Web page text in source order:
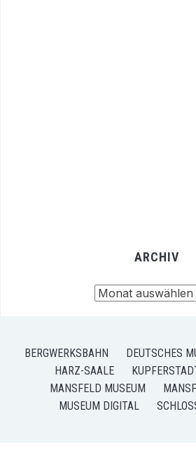
ARCHIV
BERGWERKSBAHN DEUTSCHES
HARZ-SAALE
MANSFELD MUSEUM
MUSEUM DIGITAL